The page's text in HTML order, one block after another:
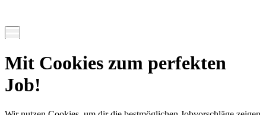
Mit Cookies zum perfekten
Job!